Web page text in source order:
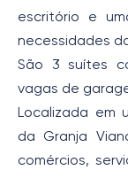
escritório e
necessidades
São 3 suítes
vagas de
Localizada em
da Granja
comércios,